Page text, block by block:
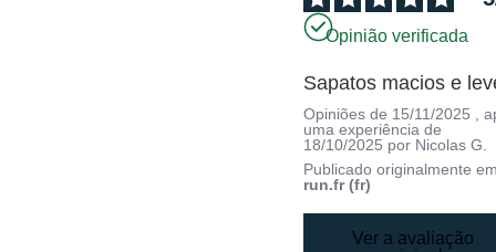
Opinião verificada
Sapatos macios e
Opiniões de 15/11/2025
,
uma experiência de
18/10/2025 por Nicolas G.
Publicado originalmente
run.fr (fr)
Ver a avaliação